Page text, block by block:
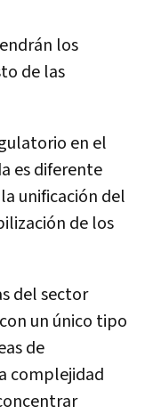
los
de las
en el
es diferente
unificación del
de los
del sector
un único tipo
de
complejidad